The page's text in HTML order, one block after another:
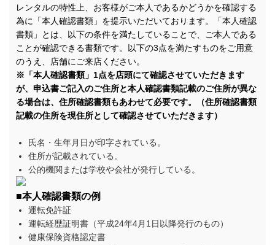
レンタルの特性上、お客様がご本人であるかどうかを確認する
為に「本人確認書類」を提示いただいております。「本人確認
書類」とは、以下の条件を満たしていることで、ご本人である
ことが確認できる書類です。以下の3点を満たすものをご用意
のうえ、店舗にご来店ください。
※「本人確認書類」1点を店頭にて確認させていただきます
が、申込書ご記入のご住所と本人確認書類記載のご住所が異な
る場合は、住所確認書類もあわせて必要です。（住所確認書類
記載の住所を現住所として確認させていただきます）
氏名・生年月日が印字されている。
住所が記載されている。
公的機関または学校や会社が発行している。
■本人確認書類の例
運転免許証
運転経歴証明書（平成24年4月1日以降発行のもの）
健康保険資格認定書